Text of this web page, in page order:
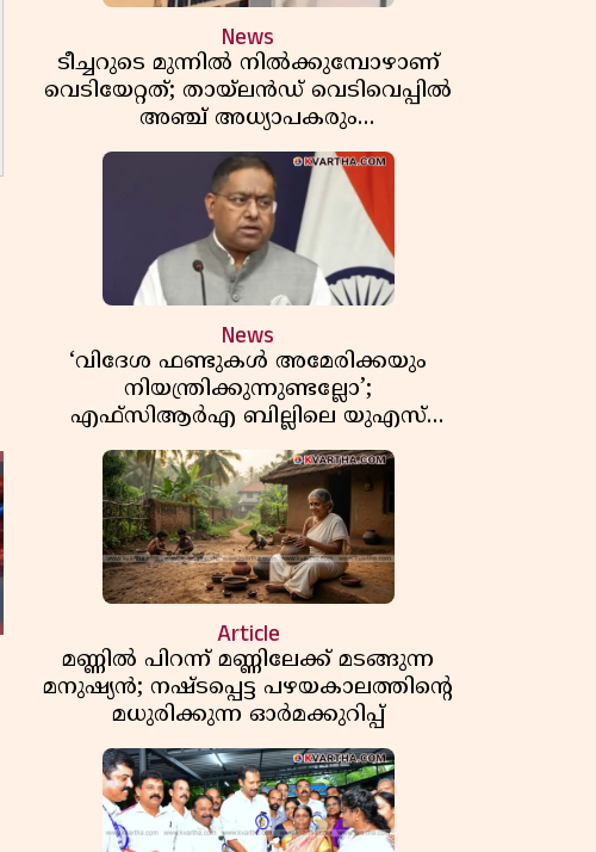
News
ടീച്ചറുടെ മുന്നിൽ നിൽക്കുമ്പോഴാണ്
വെടിയേറ്റത്; തായ്‌ലൻഡ് വെടിവെപ്പിൽ
അഞ്ച് അധ്യാപകരും
മുത്തശ്ശീമുത്തശ്ശന്മാരും കൊല്ലപ്പെട്ടു,
മരണസംഖ്യ 7; ഞെട്ടിക്കുന്ന
വെളിപ്പെടുത്തലുകൾ
News
‘വിദേശ ഫണ്ടുകൾ അമേരിക്കയും
നിയന്ത്രിക്കുന്നുണ്ടല്ലോ’;
എഫ്സിആർഎ ബില്ലിലെ യുഎസ്
വിമർശനങ്ങൾക്ക് മറുപടിയുമായി ഇന്ത്യ
Article
മണ്ണിൽ പിറന്ന് മണ്ണിലേക്ക് മടങ്ങുന്ന
മനുഷ്യൻ; നഷ്ടപ്പെട്ട പഴയകാലത്തിൻ്റെ
മധുരിക്കുന്ന ഓർമക്കുറിപ്പ്